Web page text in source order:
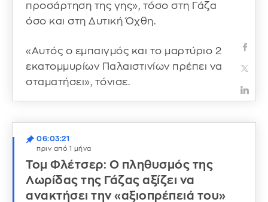
προσάρτηση της γης», τόσο στη Γάζα
όσο και στη Δυτική Όχθη.
«Αυτός ο εμπαιγμός και το μαρτύριο 2
εκατομμυρίων Παλαιστινίων πρέπει να
σταματήσει», τόνισε.
06:03:21
πριν από 1 μήνα
Τομ Φλέτσερ: Ο πληθυσμός της
Λωρίδας της Γάζας αξίζει να
ανακτήσει την «αξιοπρέπειά του»